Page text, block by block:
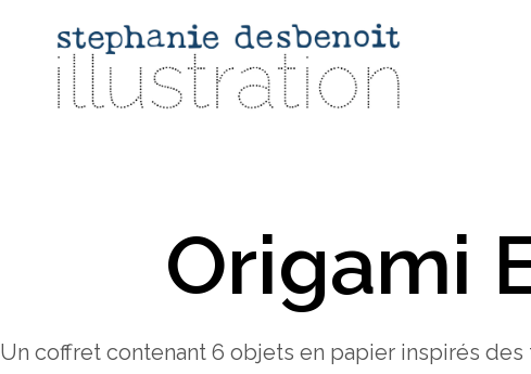
Origami
Un coffret contenant 6 objets en papier inspirés